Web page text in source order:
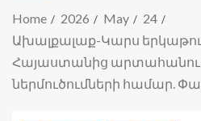
Home 2026 May
24
Ախալքալաք-Կարս
Հայաստանից
ներմուծումների համար.